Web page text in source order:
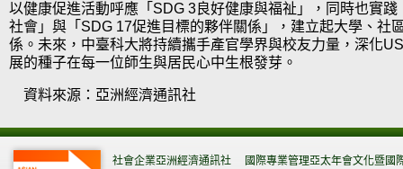
以健康促進活動呼應「SDG 3良好健康與福祉」，同時也實踐
社會」與「SDG 17促進目標的夥伴關係」，建立起大學、社
係。未來，中臺科大將持續攜手產官學界與校友力量，深化
展的種子在每一位師生與居民心中生根發芽。
資料來源：亞洲經濟通訊社
社會企業亞洲經濟通訊社
國際專業管理亞太年會文化暨國